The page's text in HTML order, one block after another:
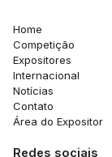
Home
Competição
Expositores
Internacional
Notícias
Contato
Área do Expositor
Redes sociais